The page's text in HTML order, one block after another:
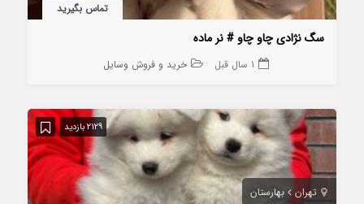
تماس بگیرید
سگ نژادی چاو چاو # نر ماده
1 سال قبل خرید و فروش وسایل
2129 بازدید
تهران بهارستان